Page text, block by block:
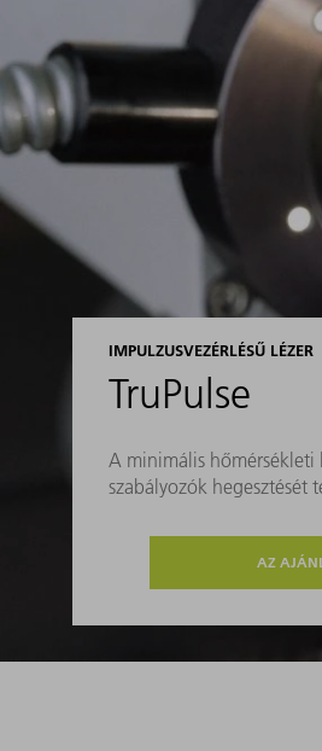
IMPULZUSVEZÉRLÉSŰ LÉZER
TruPulse
A minimális hőmérsékleti
szabályozók hegesztését
AZ